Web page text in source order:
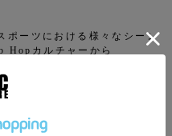
ーツにおける様々なシーン
Hopカルチャーから
りました。また、A.P.C.、
Watanabeなど数々のブラ
ーションも行っています。